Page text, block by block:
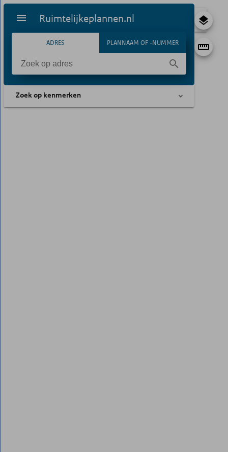
Ruimtelijkeplannen.nl
ADRES PLANNAAM OF -NUMMER
Zoek op kenmerken